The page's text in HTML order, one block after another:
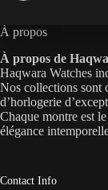
À propos
À propos de
Haqwara Watches
Nos collections sont
d’horlogerie
Chaque montre est
élégance
Contact Info